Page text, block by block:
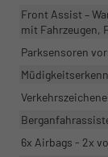
Front Assist –
mit Fahrzeugen,
Parksensoren
6x Airbags - 2x